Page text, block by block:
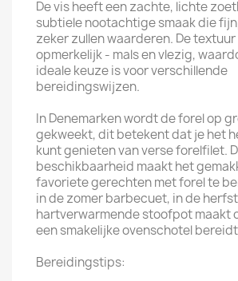
De vis heeft een zachte, lichte
subtiele nootachtige smaak die
zeker zullen waarderen. De textuur
opmerkelijk - mals en vlezig,
ideale keuze is voor verschillende
bereidingswijzen.
In Denemarken wordt de forel op
gekweekt, dit betekent dat je het
kunt genieten van verse forelfilet.
beschikbaarheid maakt het
favoriete gerechten met forel te
in de zomer barbecuet, in de
hartverwarmende stoofpot maakt
een smakelijke ovenschotel
Bereidingstips: